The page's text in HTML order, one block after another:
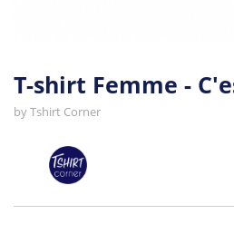
T-shirt Femme -
byTshirt Corner